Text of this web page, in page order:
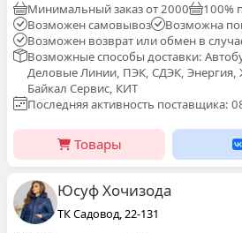
Минимальный заказ от 2000
100%
Возможен самовывоз
Возможна
Возможен возврат или обмен в
Возможные способы доставки:
Деловые Линии, ПЭК, СДЭК, Энергия,
Байкал Сервис, КИТ
Последняя активность поставщика:
Товары
Юсуф Хочизода
ТК Садовод, 22-131